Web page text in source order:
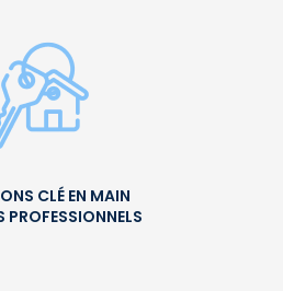
CLÉ EN MAIN
PROFESSIONNELS